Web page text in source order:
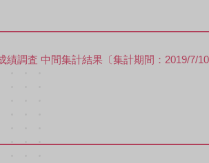
績調査 中間集計結果〔集計期間：2019/7/10